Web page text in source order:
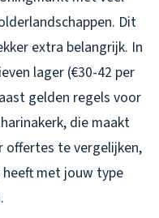
Dit
extra belangrijk. In
lager (€30-42 per
gelden regels voor
die maakt
offertes te vergelijken,
heeft met jouw type